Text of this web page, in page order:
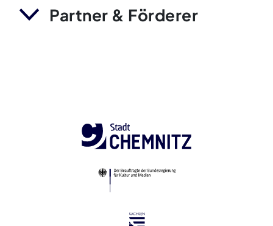
Partner & Förderer